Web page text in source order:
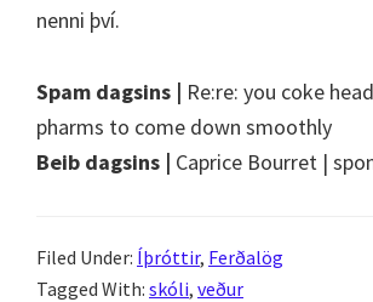
nenni því.
Spam dagsins | Re:re: you coke
pharms to come down smoothly
Beib dagsins | Caprice Bourret |
Filed Under: Íþróttir, Ferðalög
Tagged With: skóli, veður